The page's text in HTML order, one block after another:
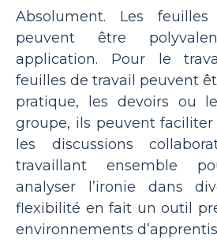
Absolument. Les
peuvent être
application. Pour le
feuilles de travail peuvent
pratique, les devoirs ou
groupe, ils peuvent faciliter
les discussions
travaillant ensemble
analyser l’ironie dans
flexibilité en fait un outil
environnements